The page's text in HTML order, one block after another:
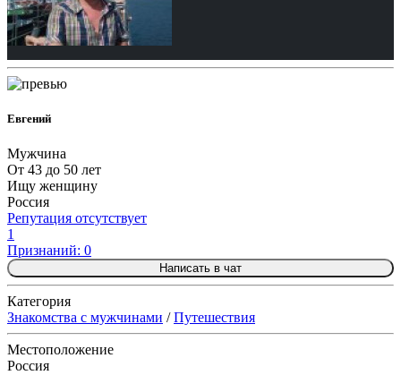
Евгений
Мужчина
От 43 до 50 лет
Ищу женщину
Россия
Репутация отсутствует
1
Признаний: 0
Написать в чат
Категория
Знакомства с мужчинами /Путешествия
Местоположение
Россия